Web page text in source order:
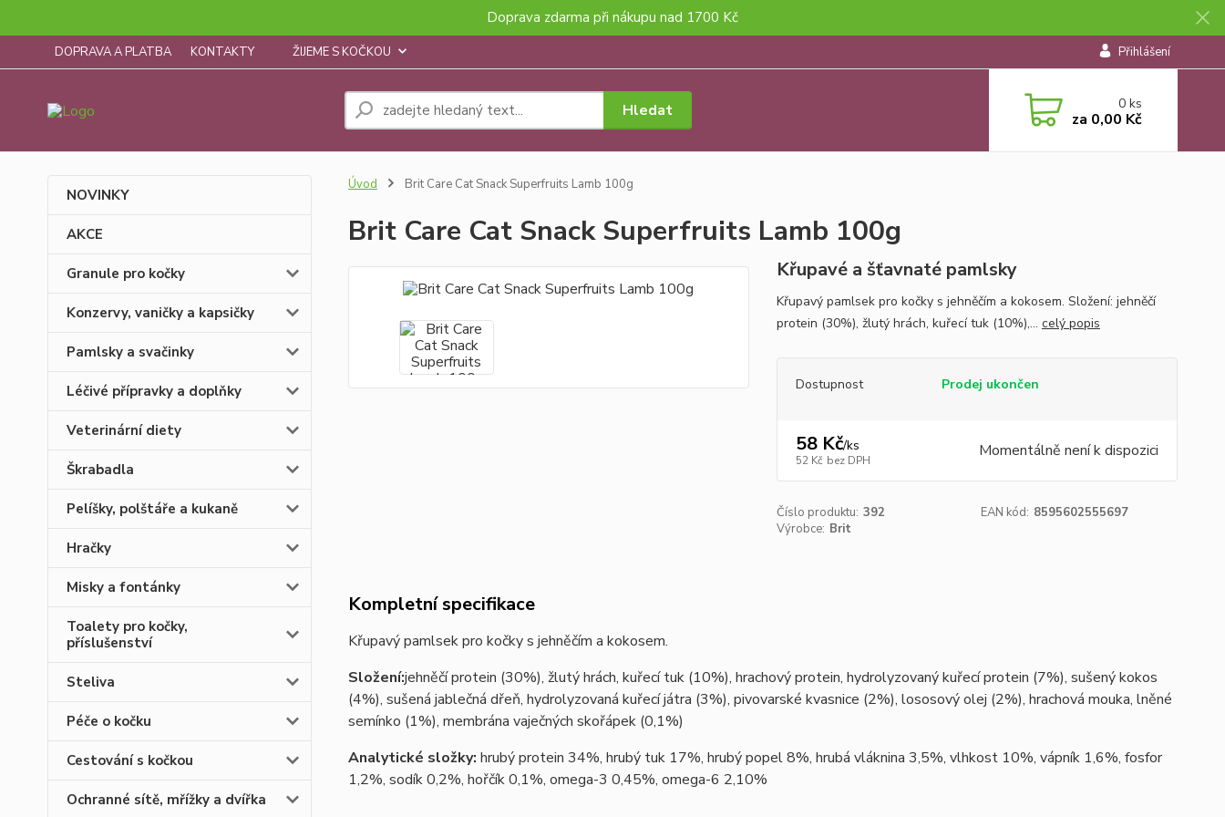
Doprava zdarma při nákupu nad 1700 Kč
DOPRAVA A PLATBA KONTAKTY ŽIJEME S KOČKOU Přihlášení
Hledat 0ks
za 0,00 Kč
NOVINKY
AKCE
Granule pro kočky
Konzervy, vaničky a kapsičky
Pamlsky a svačinky
Léčivé přípravky a doplňky
Veterinární diety
Škrabadla
Pelíšky, polštáře a kukaně
Hračky
Misky a fontánky
Toalety pro kočky,
příslušenství
Steliva
Péče o kočku
Cestování s kočkou
Ochranné sítě, mřížky a dvířka
Úvod Brit Care Cat Snack Superfruits Lamb 100g
Brit Care Cat Snack Superfruits Lamb 100g
Křupavé a šťavnaté pamlsky
Křupavý pamlsek pro kočky s jehněčím a kokosem. Složení: jehněčí
protein (30%), žlutý hrách, kuřecí tuk (10%),... celý popis
Dostupnost Prodej ukončen
58 Kč/ks
52 Kč bez DPH Momentálně není k dispozici
Číslo produktu: 392 EAN kód: 8595602555697
Výrobce: Brit
Kompletní specifikace
Křupavý pamlsek pro kočky s jehněčím a kokosem.
Složení:jehněčí protein (30%), žlutý hrách, kuřecí tuk (10%), hrachový protein, hydrolyzovaný kuřecí protein (7%), sušený kokos
(4%), sušená jablečná dřeň, hydrolyzovaná kuřecí játra (3%), pivovarské kvasnice (2%), lososový olej (2%), hrachová mouka, lněné
semínko (1%), membrána vaječných skořápek (0,1%)
Analytické složky: hrubý protein 34%, hrubý tuk 17%, hrubý popel 8%, hrubá vláknina 3,5%, vlhkost 10%, vápník 1,6%, fosfor
1,2%, sodík 0,2%, hořčík 0,1%, omega-3 0,45%, omega-6 2,10%